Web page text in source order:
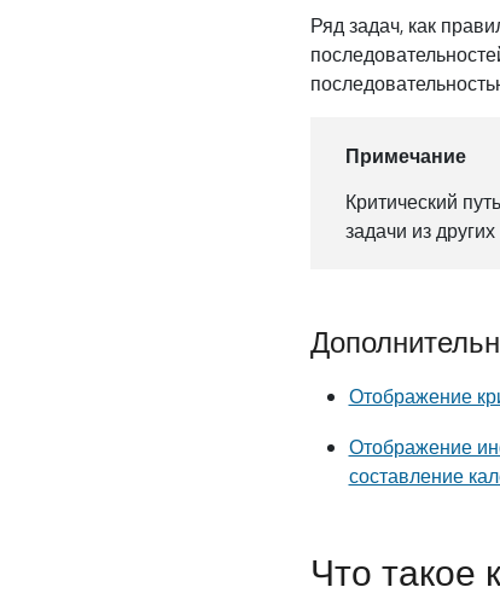
Ряд задач, как
Примечание
Критический
задачи из
Отображение
Отображение
составление
Что такое